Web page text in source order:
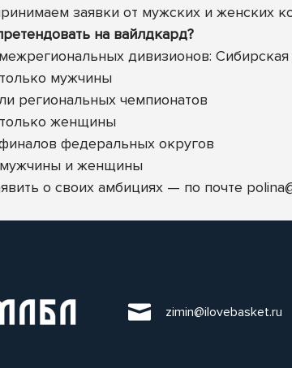
заявки от мужских и женских
на вайлдкард?
дивизионов:
мужчины
региональных чемпионатов
женщины
федеральных округов
и женщины
о своих амбициях — по почте
zimin@ilovebasket.ru